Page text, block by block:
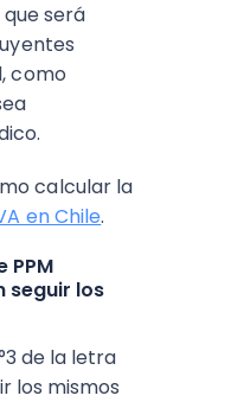
será
como
calcular la
en Chile.
PPM
seguir los
de la letra
los mismos